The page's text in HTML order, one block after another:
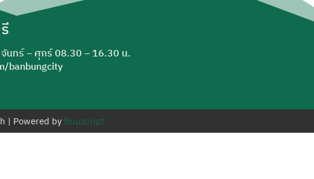
นทร์ – ศุกร์ 08.30 – 16.30 น.
banbungcity
| Powered by Buuscript